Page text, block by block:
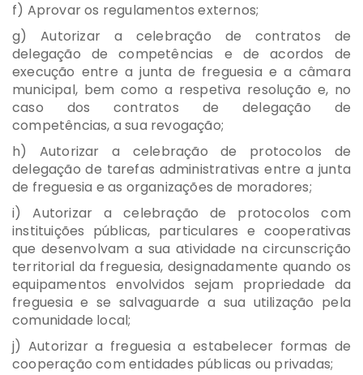
f) Aprovar os regulamentos externos;
g) Autorizar a celebração de contratos de
delegação de competências e de acordos de
execução entre a junta de freguesia e a câmara
municipal, bem como a respetiva resolução e, no
caso dos contratos de delegação de
competências, a sua revogação;
h) Autorizar a celebração de protocolos de
delegação de tarefas administrativas entre a junta
de freguesia e as organizações de moradores;
i) Autorizar a celebração de protocolos com
instituições públicas, particulares e cooperativas
que desenvolvam a sua atividade na circunscrição
territorial da freguesia, designadamente quando os
equipamentos envolvidos sejam propriedade da
freguesia e se salvaguarde a sua utilização pela
comunidade local;
j) Autorizar a freguesia a estabelecer formas de
cooperação com entidades públicas ou privadas;